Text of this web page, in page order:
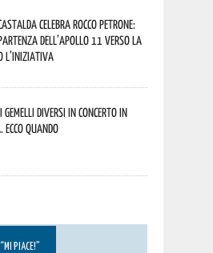
celebra Rocco Petrone:
dell’Apollo 11 verso la
l’iniziativa
Gemelli DiVersi in concerto in
Ecco quando
PIACE!”